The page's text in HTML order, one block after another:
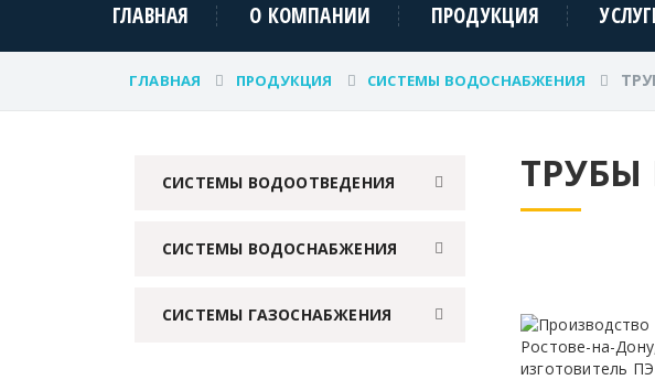
ГЛАВНАЯ О КОМПАНИИ ПРОДУКЦИЯ
ГЛАВНАЯ ПРОДУКЦИЯ СИСТЕМЫ ВОДОСНАБЖЕНИЯ
СИСТЕМЫ ВОДООТВЕДЕНИЯ
СИСТЕМЫ ВОДОСНАБЖЕНИЯ
СИСТЕМЫ ГАЗОСНАБЖЕНИЯ